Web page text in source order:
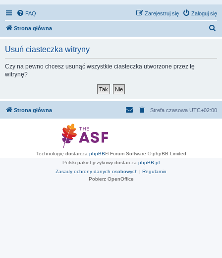
FAQ Zaloguj się
Zarejestruj się
Strona główna
Usuń ciasteczka witryny
Czy na pewno chcesz usunąć wszystkie ciasteczka utworzone przez tę
witrynę?
Strona główna Strefa czasowa UTC+02:00
Technologię dostarcza phpBB® Forum Software © phpBB Limited
Polski pakiet językowy dostarcza phpBB.pl
Zasady ochrony danych osobowych | Regulamin
Pobierz OpenOffice